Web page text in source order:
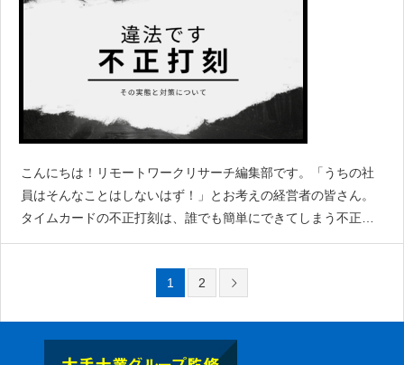
こんにちは！リモートワークリサーチ編集部です。「うちの社
員はそんなことはしないはず！」とお考えの経営者の皆さん。
タイムカードの不正打刻は、誰でも簡単にできてしまう不正の
ひとつです。不正を行っている従業員も「そんなに悪いことな
1 2